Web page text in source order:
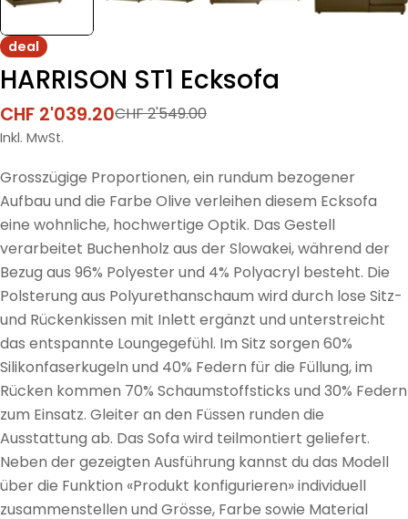
deal
HARRISON ST1 Ecksofa
Verkaufspreis
CHF 2'039.20
Regulärer
Preis
CHF 2'549.00
Inkl. MwSt.
Grosszügige Proportionen, ein rundum bezogener
Aufbau und die Farbe Olive verleihen diesem Ecksofa
eine wohnliche, hochwertige Optik. Das Gestell
verarbeitet Buchenholz aus der Slowakei, während der
Bezug aus 96% Polyester und 4% Polyacryl besteht. Die
Polsterung aus Polyurethanschaum wird durch lose Sitz-
und Rückenkissen mit Inlett ergänzt und unterstreicht
das entspannte Loungegefühl. Im Sitz sorgen 60%
Silikonfaserkugeln und 40% Federn für die Füllung, im
Rücken kommen 70% Schaumstoffsticks und 30% Federn
zum Einsatz. Gleiter an den Füssen runden die
Ausstattung ab. Das Sofa wird teilmontiert geliefert.
Neben der gezeigten Ausführung kannst du das Modell
über die Funktion «Produkt konfigurieren» individuell
zusammenstellen und Grösse, Farbe sowie Material